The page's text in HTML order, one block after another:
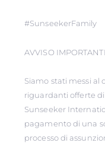
#SunseekerFamily
AVVISO
Siamo stati messi
riguardanti offerte
Sunseeker
pagamento di una
processo di